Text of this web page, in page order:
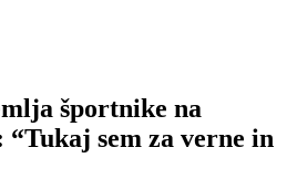
športnike na
sem za verne in